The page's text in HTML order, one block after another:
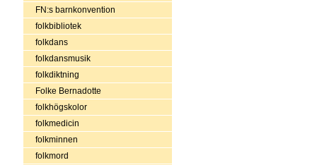
FN:s barnkonvention
folkbibliotek
folkdans
folkdansmusik
folkdiktning
Folke Bernadotte
folkhögskolor
folkmedicin
folkminnen
folkmord